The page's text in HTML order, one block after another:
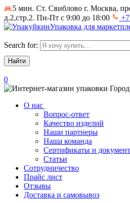
5 мин. Ст. Свиблово г. Москва,
д.2,стр.2. Пн-Пт с 9:00 до 18:00
Упаковка для
Search for:
0
Город
О нас
Вопрос-ответ
Качество изделий
Наши партнеры
Наша команда
Сертификаты и
Статьи
Сотрудничество
Прайс лист
Отзывы
Доставка и самовывоз